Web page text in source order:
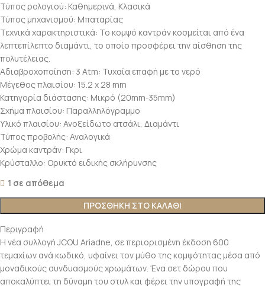
Τύπος ρολογιού: Καθημερινά, Κλασικά
Τύπος μηχανισμού: Μπαταρίας
Τεχνικά χαρακτηριστικά: Το κομψό καντράν κοσμείται από ένα
λεπτεπίλεπτο διαμάντι, το οποίο προσφέρει την αίσθηση της
πολυτέλειας.
Αδιαβροχοποίηση: 3 Atm: Τυχαία επαφή με το νερό
Μέγεθος πλαισίου: 15.2 x 28 mm
Κατηγορία διάστασης: Μικρό (20mm-35mm)
Σχήμα πλαισίου: Παραλληλόγραμμο
Υλικό πλαισίου: Ανοξείδωτο ατσάλι, Διαμάντι
Τύπος προβολής: Αναλογικά
Χρώμα καντράν: Γκρι
Κρύσταλλο: Ορυκτό ειδικής σκλήρυνσης
1 σε απόθεμα
ΠΡΟΣΘΗΚΗ ΣΤΟ ΚΑΛΑΘΙ
Περιγραφή
Η νέα συλλογή JCOU Ariadne, σε περιορισμένη έκδοση 600
τεμαχίων ανά κωδικό, υφαίνει τον μύθο της κομψότητας μέσα από
μοναδικούς συνδυασμούς χρωμάτων. Ένα σετ δώρου που
αποκαλύπτει τη δύναμη του στυλ και φέρει την υπογραφή της